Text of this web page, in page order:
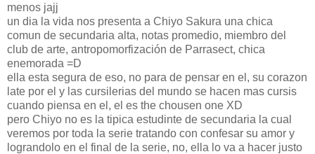
menos jajj
un dia la vida nos presenta a Chiyo Sakura una chica
comun de secundaria alta, notas promedio, miembro del
club de arte, antropomorfización de Parrasect, chica
enemorada =D
ella esta segura de eso, no para de pensar en el, su corazon
late por el y las cursilerias del mundo se hacen mas cursis
cuando piensa en el, el es the chousen one XD
pero Chiyo no es la tipica estudinte de secundaria la cual
veremos por toda la serie tratando con confesar su amor y
lograndolo en el final de la serie, no, ella lo va a hacer justo